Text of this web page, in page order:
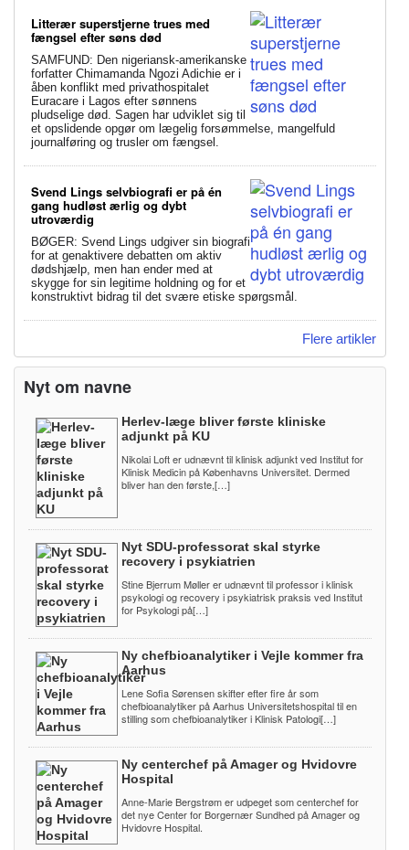
Litterær superstjerne trues med
fængsel efter søns død
SAMFUND: Den nigeriansk-amerikanske
forfatter Chimamanda Ngozi Adichie er i
åben konflikt med privathospitalet
Euracare i Lagos efter sønnens
pludselige død. Sagen har udviklet sig til
et opslidende opgør om lægelig forsømmelse, mangelfuld
journalføring og trusler om fængsel.
Svend Lings selvbiografi er på én
gang hudløst ærlig og dybt
utroværdig
BØGER: Svend Lings udgiver sin biografi
for at genaktivere debatten om aktiv
dødshjælp, men han ender med at
skygge for sin legitime holdning og for et
konstruktivt bidrag til det svære etiske spørgsmål.
Flere artikler
Nyt om navne
Herlev-læge bliver første kliniske
adjunkt på KU
Nikolai Loft er udnævnt til klinisk adjunkt ved Institut for
Klinisk Medicin på Københavns Universitet. Dermed
bliver han den første,[…]
Nyt SDU-professorat skal styrke
recovery i psykiatrien
Stine Bjerrum Møller er udnævnt til professor i klinisk
psykologi og recovery i psykiatrisk praksis ved Institut
for Psykologi på[…]
Ny chefbioanalytiker i Vejle kommer fra
Aarhus
Lene Sofia Sørensen skifter efter fire år som
chefbioanalytiker på Aarhus Universitetshospital til en
stilling som chefbioanalytiker i Klinisk Patologi[…]
Ny centerchef på Amager og Hvidovre
Hospital
Anne-Marie Bergstrøm er udpeget som centerchef for
det nye Center for Borgernær Sundhed på Amager og
Hvidovre Hospital.